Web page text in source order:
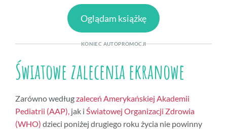
Oglądam książkę
KONIEC AUTOPROMOCJI
Światowe zalecenia ekranowe
Zarówno wedługzaleceń Amerykańskiej Akademii
Pediatrii (AAP), jak i Światowej Organizacji Zdrowia
(WHO) dzieci poniżej drugiego roku życia nie powinny